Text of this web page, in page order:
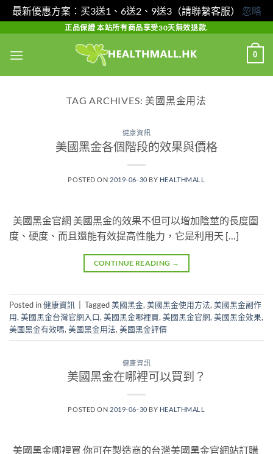
最新優惠方案：买3送1、6送2、9送3（請聯繫客服） 忽略
content
正品保證 本站所有商品享受30天無效退款.
0
TAG ARCHIVES: 美國黑金用法
健康資訊
美國黑金各個階段的效果與價格
POSTED ON 2019-06-30 BY HEALTHMALL
美國黑金官網 美國黑金的效果不但可以增加陰莖的長度圍
度、硬度、而且還能有效提高性能力，它是利用天 […]
CONTINUE READING →
Posted in健康資訊 Tagged美國黑金, 美國黑金使用方法, 美國黑金副作
用, 美國黑金台灣官網入口, 美國黑金哪裡買, 美國黑金官網, 美國黑金效果,
美國黑金有效嗎, 美國黑金用法, 美國黑金評價
健康資訊
美國黑金在哪裡可以買到？
POSTED ON 2019-06-30 BY HEALTHMALL
美國黑金哪裡買 你可在製造商的台灣美國黑金官網站訂購